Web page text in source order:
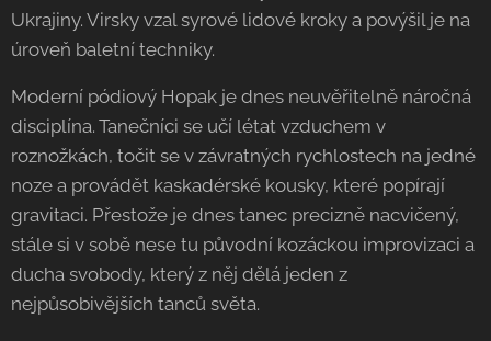
Ukrajiny. Virsky vzal syrové lidové kroky a povýšil je na
úroveň baletní techniky.
Moderní pódiový Hopak je dnes neuvěřitelně náročná
disciplína. Tanečníci se učí létat vzduchem v
roznožkách, točit se v závratných rychlostech na jedné
noze a provádět kaskadérské kousky, které popírají
gravitaci. Přestože je dnes tanec precizně nacvičený,
stále si v sobě nese tu původní kozáckou improvizaci a
ducha svobody, který z něj dělá jeden z
nejpůsobivějších tanců světa.